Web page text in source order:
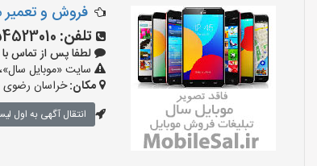
فروش و تعمیر
تلفن:
لطفا پس از تماس با
سایت «موبایل
مکان:خراسان
انتقال آگهی به اول